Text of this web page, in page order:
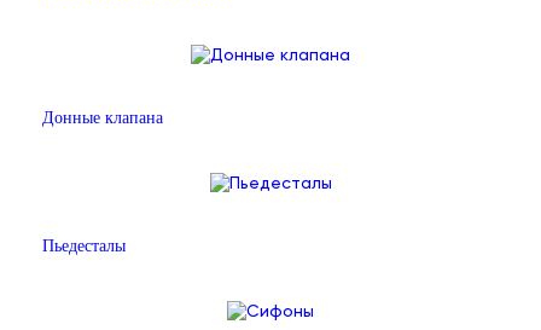
Донные клапана
Пьедесталы